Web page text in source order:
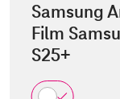
Samsung
Film
S25+